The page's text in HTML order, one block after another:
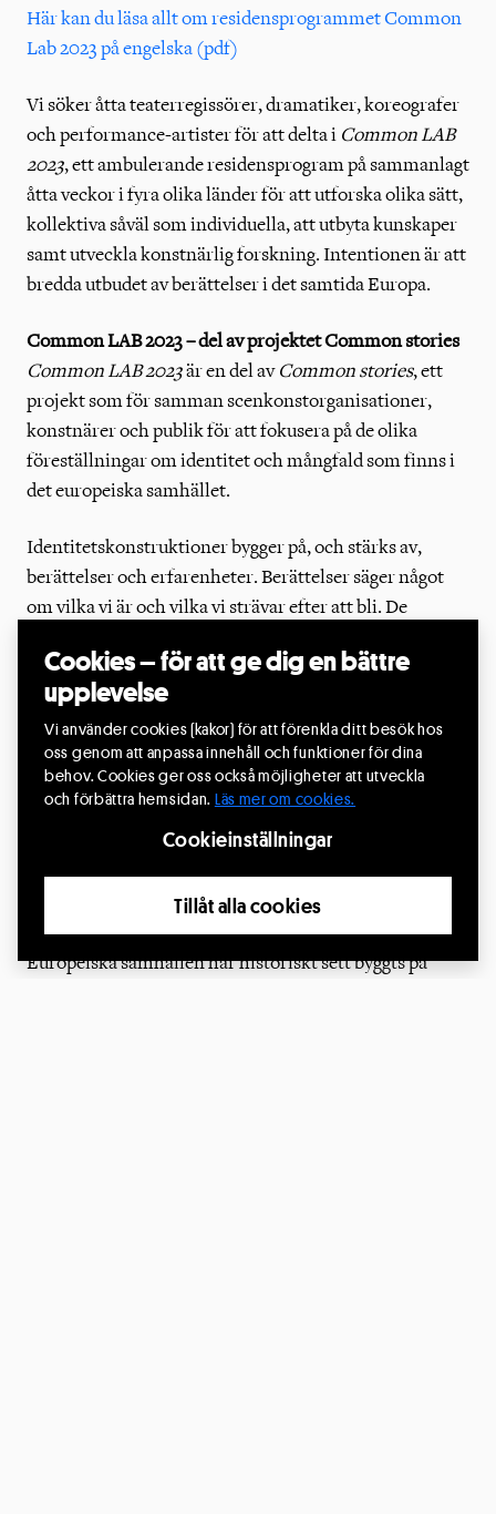
Cookies – för att ge dig en bättre
upplevelse
Vi använder cookies (kakor) för att förenkla ditt besök hos
oss genom att anpassa innehåll och funktioner för dina
behov. Cookies ger oss också möjligheter att utveckla
och förbättra hemsidan. Läs mer om cookies.
Cookieinställningar
Tillåt alla cookies
Här kan du läsa allt om residensprogrammet Common
Lab 2023 på engelska (pdf)
Vi söker åtta teaterregissörer, dramatiker, koreografer
och performance-artister för att delta i Common LAB
2023, ett ambulerande residensprogram på sammanlagt
åtta veckor i fyra olika länder för att utforska olika sätt,
kollektiva såväl som individuella, att utbyta kunskaper
samt utveckla konstnärlig forskning. Intentionen är att
bredda utbudet av berättelser i det samtida Europa.
Common LAB 2023 – del av projektet Common stories
Common LAB 2023är en del avCommon stories, ett
projekt som för samman scenkonstorganisationer,
konstnärer och publik för att fokusera på de olika
föreställningar om identitet och mångfald som finns i
det europeiska samhället.
Identitetskonstruktioner bygger på, och stärks av,
berättelser och erfarenheter. Berättelser säger något
om vilka vi är och vilka vi strävar efter att bli. De
och hur vi ser på andra. Vi tror att en ökad mångfald av
berättelser och perspektiv kommer att leda till en mer
överensstämmande och rättvis förståelse av de
politiska, kulturella och sociala utmaningar som vi
möter. På så sätt kommer vi att kunna skapa en
kännetecknade av instabilitet, osäkerhet, komplexitet
och tvetydighet men som på samma gång kämpar för
Europeiska samhällen har historiskt sett byggts på